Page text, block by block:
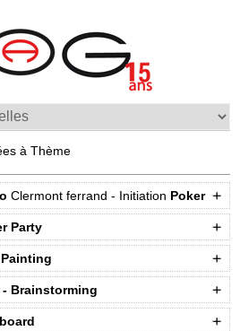
à Thème
Clermont ferrand - Initiation Poker
Party
- Brainstorming